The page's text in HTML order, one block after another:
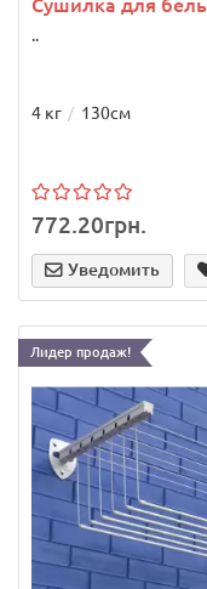
Сушилка для
..
4 кг 130см
772.20грн.
Уведомить
Лидер продаж!